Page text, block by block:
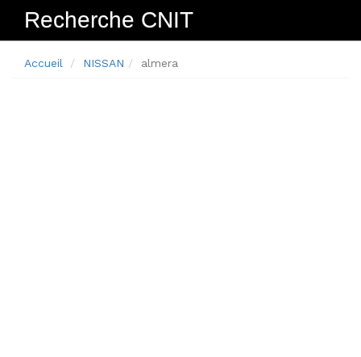
Recherche CNIT
Accueil NISSAN almera